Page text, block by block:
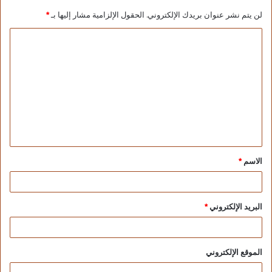
تتمثل في الموقع الجغرافي ويشمل طبيعة
والخدمات الصحية والاجتماعية والتعليمية المتاحة.
للعقارات المبنية الخاضعة لأحكام قانون الضريبة
على العقارات المبنية الصادر بالقانون رقم 196
ويتعين على هذه اللجان أن تنتهي من أعمالها خلال
لن يتم نشر عنوان بريدك الإلكتروني. الحقول الإلزامية مشار إليها بـ*
الاسم*
البريد الإلكتروني*
الموقع الإلكتروني